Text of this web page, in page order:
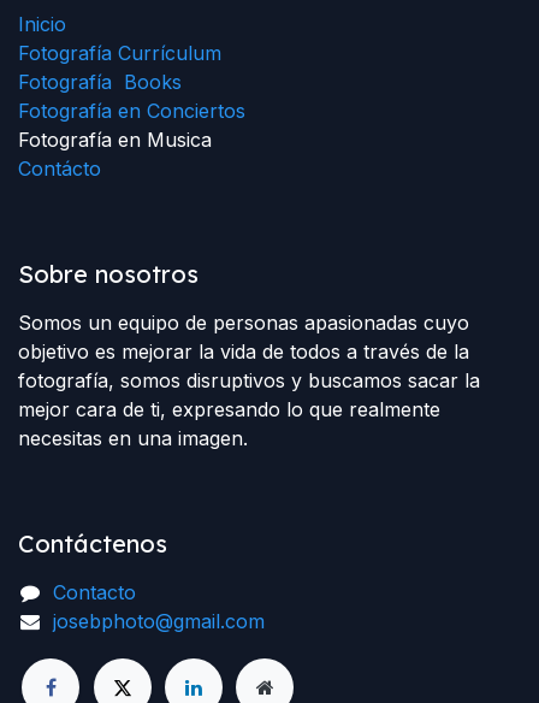
Inicio
Fotografía Currículum
Fotografía Books
Fotografía en Conciertos
Fotografía en Musica
Contácto
Sobre nosotros
Somos un equipo de personas apasionadas cuyo
objetivo es mejorar la vida de todos a través de la
fotografía, somos disruptivos y buscamos sacar la
mejor cara de ti, expresando lo que realmente
necesitas en una imagen.
Contáctenos
Contacto
josebphoto@gmail.com